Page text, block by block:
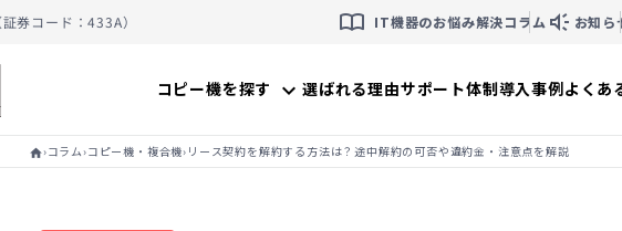
券コード：433A） import_contacts IT機器のお悩み解決コラム brand_awareness お知ら
コピー機を探す expand_more 選ばれる理由サポート体制導入事例よくあ
home›コラム›コピー機・複合機› リース契約を解約する方法は？途中解約の可否や違約金・注意点を解説